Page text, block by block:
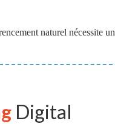
naturel nécessite un
Digital